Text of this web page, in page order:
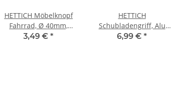
HETTICH Möbelknopf
Fahrrad, Ø 40mm,
Porzellan Stahl
3,49 € *
HETTICH
Schubladengriff, Alu
eloxiert, BA 60mm
6,99 € *